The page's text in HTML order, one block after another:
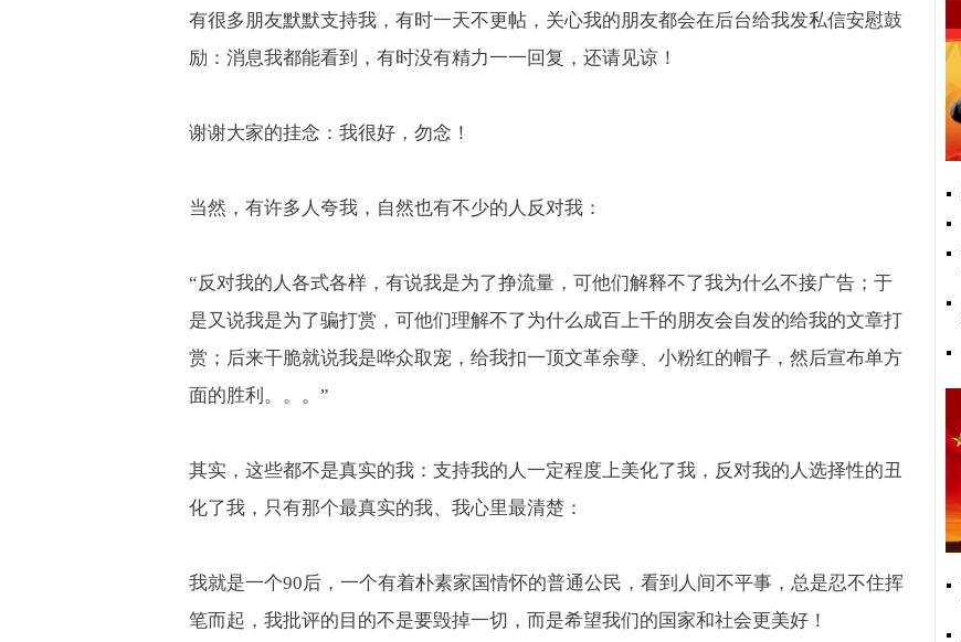
有很多朋友默默支持我，有时一天不更帖，关心我的朋友都会在后台给我发私信安慰鼓
励：消息我都能看到，有时没有精力一一回复，还请见谅！
谢谢大家的挂念：我很好，勿念！
当然，有许多人夸我，自然也有不少的人反对我：
“反对我的人各式各样，有说我是为了挣流量，可他们解释不了我为什么不接广告；于
是又说我是为了骗打赏，可他们理解不了为什么成百上千的朋友会自发的给我的文章打
赏；后来干脆就说我是哗众取宠，给我扣一顶文革余孽、小粉红的帽子，然后宣布单方
面的胜利。。。 ”
其实，这些都不是真实的我：支持我的人一定程度上美化了我，反对我的人选择性的丑
化了我，只有那个最真实的我、我心里最清楚：
我就是一个90后，一个有着朴素家国情怀的普通公民，看到人间不平事，总是忍不住挥
笔而起，我批评的目的不是要毁掉一切，而是希望我们的国家和社会更美好！